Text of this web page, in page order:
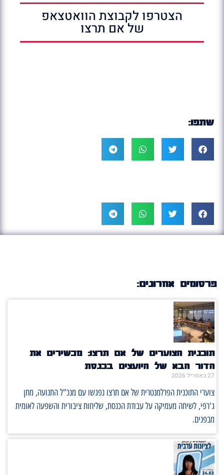
הצטרפו לקבוצת הוואטצאפ
של אם תרצו
שתפו:
פרסומים אחרונים:
תוכנית הצוערים של אם תרצו: מכשירים את
הדור הבא של היועצים בכנסת
27 באפריל 2026
צוערי התוכנית הפרלמנטרית של אם תרצו נפגשו עם מנכ"ל התנועה, מתן
ג'רפי, לשיחה מעמיקה על עבודת הכנסת, שליחות ציבורית והשפעה לאומית
מבפנים.